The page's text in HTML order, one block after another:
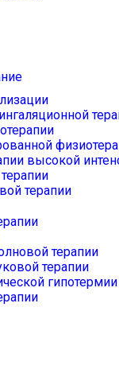
высокой
терапии
терапии
терапии